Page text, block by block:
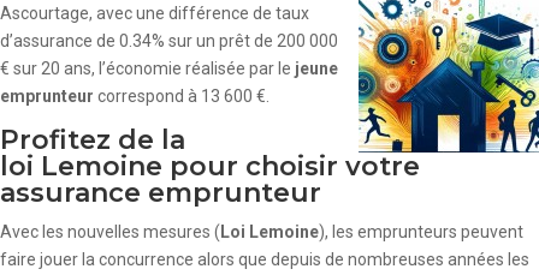
Ascourtage, avec une différence de taux
d’assurance de 0.34% sur un prêt de 200 000
€ sur 20 ans, l’économie réalisée par le jeune
emprunteur correspond à 13 600 €.
Profitez de la
loi Lemoine pour choisir votre
assurance emprunteur
Avec les nouvelles mesures ( Loi Lemoine), les emprunteurs peuvent
faire jouer la concurrence alors que depuis de nombreuses années les